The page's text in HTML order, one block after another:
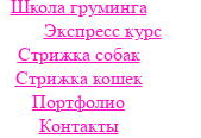
Школа груминга
Экспресс курс
Стрижка собак
Стрижка кошек
Портфолио
Контакты